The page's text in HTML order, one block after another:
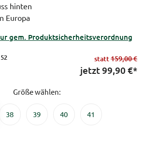
hinten
Europa
gem. Produktsicherheitsverordnung
statt159,00 €
jetzt99,90 €*
Größe wählen:
38 39 40 41